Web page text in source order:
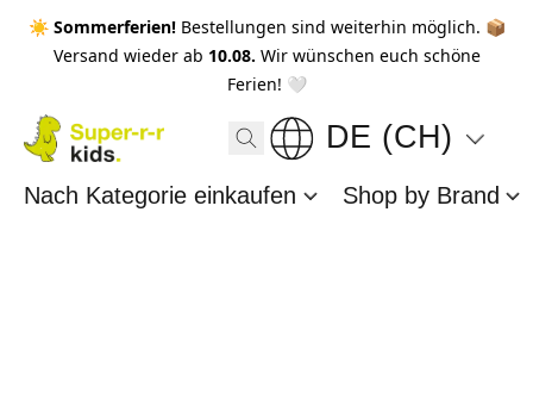
☀️ Sommerferien! Bestellungen sind weiterhin möglich. 📦
Versand wieder ab 10.08. Wir wünschen euch schöne
Ferien! 🤍
DE (CH)
Nach Kategorie einkaufen Shop by Brand